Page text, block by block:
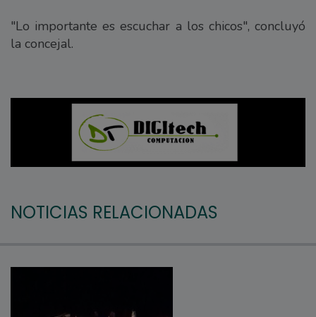
"Lo importante es escuchar a los chicos", concluyó
la concejal.
NOTICIAS RELACIONADAS